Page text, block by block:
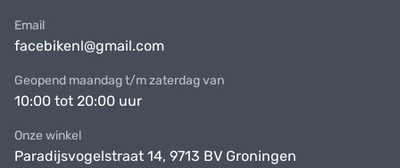
Email
facebikenl@gmail.com
Geopend maandag t/m zaterdag van
10:00 tot 20:00 uur
Onze winkel
Paradijsvogelstraat 14, 9713 BV Groningen